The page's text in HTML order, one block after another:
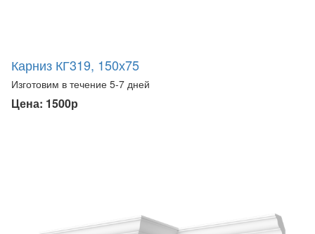
Карниз КГ319, 150х75
Изготовим в течение 5-7 дней
Цена: 1500р